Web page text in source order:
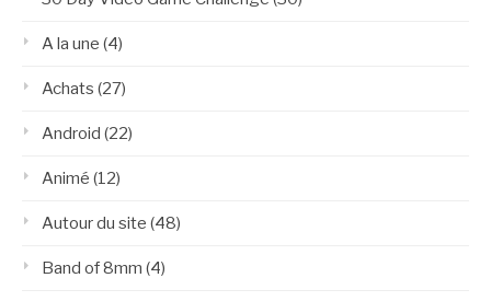
A la une (4)
Achats (27)
Android (22)
Animé (12)
Autour du site (48)
Band of 8mm (4)